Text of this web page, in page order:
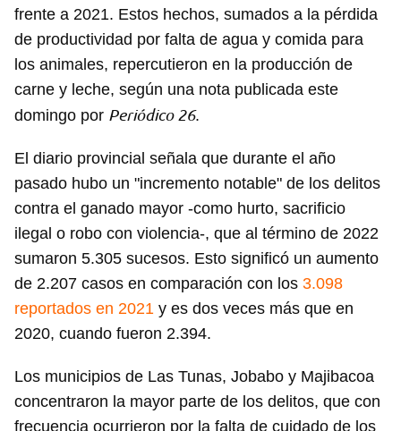
frente a 2021. Estos hechos, sumados a la pérdida
de productividad por falta de agua y comida para
los animales, repercutieron en la producción de
carne y leche, según una nota publicada este
domingo por Periódico 26.
El diario provincial señala que durante el año
pasado hubo un "incremento notable" de los delitos
contra el ganado mayor -como hurto, sacrificio
ilegal o robo con violencia-, que al término de 2022
sumaron 5.305 sucesos. Esto significó un aumento
de 2.207 casos en comparación con los 3.098
reportados en 2021 y es dos veces más que en
2020, cuando fueron 2.394.
Los municipios de Las Tunas, Jobabo y Majibacoa
concentraron la mayor parte de los delitos, que con
frecuencia ocurrieron por la falta de cuidado de los